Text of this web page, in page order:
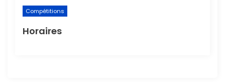
Compétitions
Horaires